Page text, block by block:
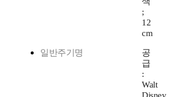
;
12
cm
일반주기명
공
급
:
Walt